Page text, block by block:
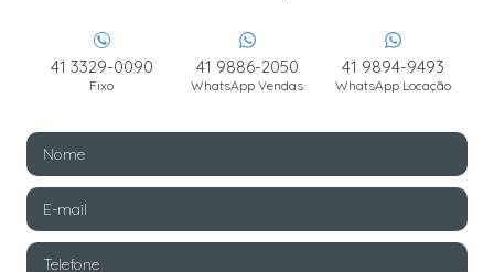
41 3329-0090
Fixo
41 9886-2050
WhatsApp Vendas
41 9894-9493
WhatsApp Locação